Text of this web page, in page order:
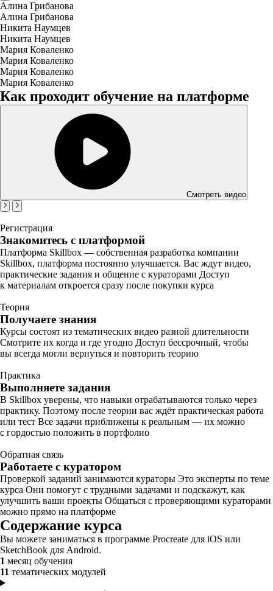
Алина Грибанова
Алина Грибанова
Никита Наумцев
Никита Наумцев
Мария Коваленко
Мария Коваленко
Мария Коваленко
Мария Коваленко
Как проходит обучение на платформе
Смотреть видео
Регистрация
Знакомитесь с платформой
Платформа Skillbox — собственная разработка компании
Skillbox, платформа постоянно улучшается. Вас ждут видео,
практические задания и общение с кураторами Доступ
к материалам откроется сразу после покупки курса
Теория
Получаете знания
Курсы состоят из тематических видео разной длительности
Смотрите их когда и где угодно Доступ бессрочный, чтобы
вы всегда могли вернуться и повторить теорию
Практика
Выполняете задания
В Skillbox уверены, что навыки отрабатываются только через
практику. Поэтому после теории вас ждёт практическая работа
или тест Все задачи приближены к реальным — их можно
с гордостью положить в портфолио
Обратная связь
Работаете с куратором
Проверкой заданий занимаются кураторы Это эксперты по теме
курса Они помогут с трудными задачами и подскажут, как
улучшить ваши проекты Общаться с проверяющими кураторами
можно прямо на платформе
Содержание курса
Вы можете заниматься в программе Procreate для iOS или
SketchBook для Android.
1 месяц обучения
11 тематических модулей